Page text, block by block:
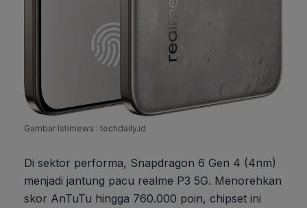
Gambar Istimewa : techdaily.id
Di sektor performa, Snapdragon 6 Gen 4 (4nm)
menjadi jantung pacu realme P3 5G. Menorehkan
skor AnTuTu hingga 760.000 poin, chipset ini